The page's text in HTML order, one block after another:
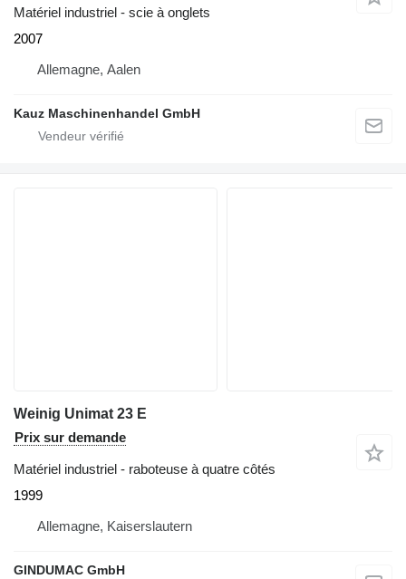
Matériel industriel - scie à onglets
2007
Allemagne, Aalen
Kauz Maschinenhandel GmbH
Weinig Unimat 23 E
Prix sur demande
Matériel industriel - raboteuse à quatre côtés
1999
Allemagne, Kaiserslautern
GINDUMAC GmbH